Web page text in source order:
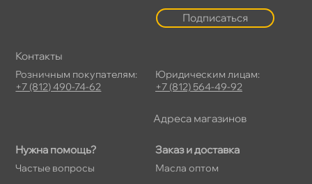
Нужна помощь?
Частые вопросы
Заказ и доставка
Масла оптом
Подписаться
Контакты
Розничным покупателям:
+7 (812) 490-74-62
Юридическим лицам:
+7 (812) 564-49-92
Адреса магазино